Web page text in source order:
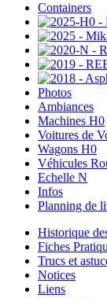
Containers
Photos
Ambiances
Machines H0
Voitures de
Wagons H0
Véhicules
Echelle N
Infos
Planning de
Historique
Fiches
Trucs et
Notices
Liens